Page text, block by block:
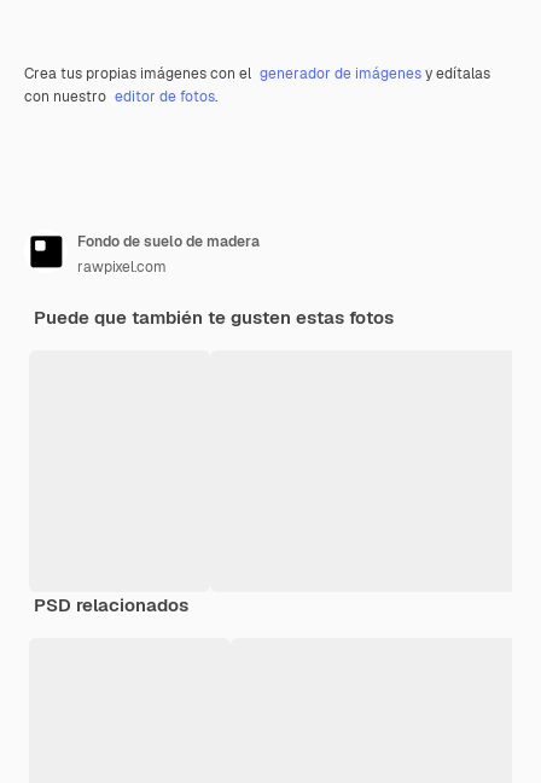
Crea tus propias imágenes con el generador de imágenesy edítalas
con nuestro editor de fotos.
Fondo de suelo de madera
rawpixel.com
Puede que también te gusten estas fotos
PSD relacionados